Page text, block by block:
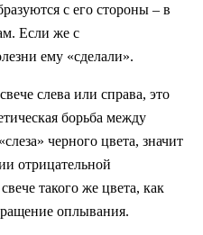
с его стороны – в
Если же с
ему «сделали».
слева или справа, это
борьба между
черного цвета, значит
отрицательной
такого же цвета, как
оплывания.